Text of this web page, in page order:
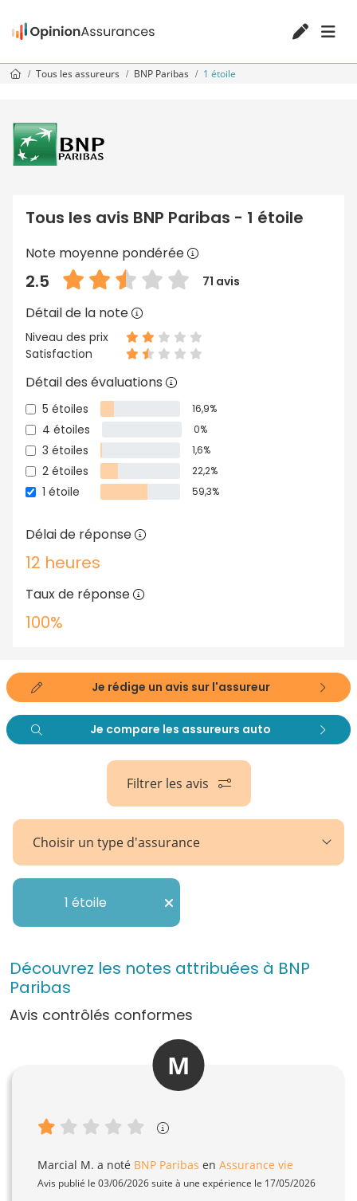
Tous les assureurs BNP Paribas 1 étoile
Tous les avis BNP Paribas - 1 étoile
Note moyenne pondérée
2.5 71 avis
Détail de la note
Niveau des prix
Satisfaction
Détail des évaluations
5 étoiles 16,9%
4 étoiles 0%
3 étoiles 1,6%
2 étoiles 22,2%
1 étoile 59,3%
Délai de réponse
12 heures
Taux de réponse
100%
Je rédige un avis sur l'assureur
Je compare les assureurs auto
Filtrer les avis
Choisir un type d'assurance
1 étoile
Découvrez les notes attribuées à BNP
Paribas
Avis contrôlés conformes
M
Marcial M. a noté BNP Paribas en Assurance vie
Avis publié le 03/06/2026 suite à une expérience le 17/05/2026